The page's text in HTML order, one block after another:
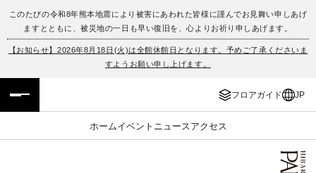
このたびの令和8年熊本地震により被害にあわれた皆様に謹んでお見舞い申しあげ
ますとともに、被災地の一日も早い復旧を、心よりお祈り申しあげます。
【お知らせ】2026年8月18日(火)は全館休館日となります。予めご了承くださいま
すようお願い申し上げます。
フロアガイド JP
ホームイベント ニュース アクセス
フロアガイド
イベント・ポップアップ
ニュース
ENGLISH
簡体字
한국어